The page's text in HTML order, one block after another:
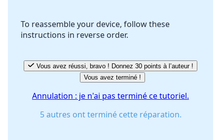
Annuler Publier un commentaire
To reassemble your device, follow these
instructions in reverse order.
Vous avez réussi, bravo ! Donnez 30 points à l’auteur !
Vous avez terminé !
Annulation : je n'ai pas terminé ce tutoriel.
5 autres ont terminé cette réparation.